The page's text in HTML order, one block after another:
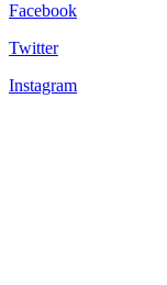
Facebook
Twitter
Instagram